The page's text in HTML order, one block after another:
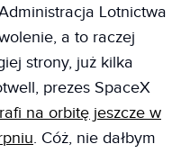
Lotnictwa
a to raczej
strony, już kilka
prezes SpaceX
na orbitę jeszcze w
. Cóż, nie dałbym